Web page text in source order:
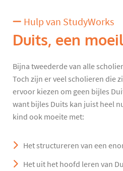
Hulp van StudyWorks
Duits, een
Bijna tweederde van alle
Toch zijn er veel scholieren die
ervoor kiezen om geen bijles
want bijles Duits kan juist heel
kind ook moeite met:
Het structureren van een
Het uit het hoofd leren van